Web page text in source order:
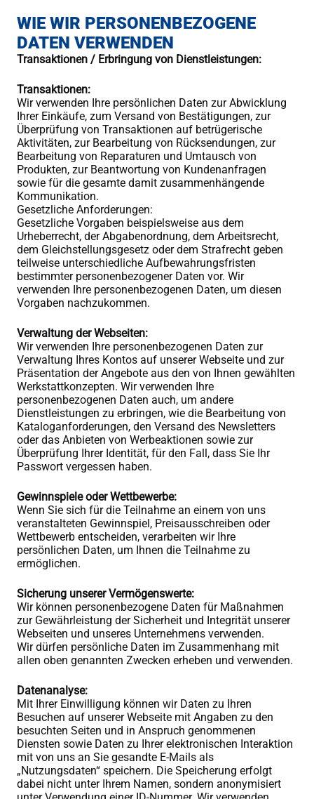
WIE WIR PERSONENBEZOGENE
DATEN VERWENDEN
Transaktionen / Erbringung von Dienstleistungen:
Transaktionen:
Wir verwenden Ihre persönlichen Daten zur Abwicklung
Ihrer Einkäufe, zum Versand von Bestätigungen, zur
Überprüfung von Transaktionen auf betrügerische
Aktivitäten, zur Bearbeitung von Rücksendungen, zur
Bearbeitung von Reparaturen und Umtausch von
Produkten, zur Beantwortung von Kundenanfragen
sowie für die gesamte damit zusammenhängende
Kommunikation.
Gesetzliche Anforderungen:
Gesetzliche Vorgaben beispielsweise aus dem
Urheberrecht, der Abgabenordnung, dem Arbeitsrecht,
dem Gleichstellungsgesetz oder dem Strafrecht geben
teilweise unterschiedliche Aufbewahrungsfristen
bestimmter personenbezogener Daten vor. Wir
verwenden Ihre personenbezogenen Daten, um diesen
Vorgaben nachzukommen.
Verwaltung der Webseiten:
Wir verwenden Ihre personenbezogenen Daten zur
Verwaltung Ihres Kontos auf unserer Webseite und zur
Präsentation der Angebote aus den von Ihnen gewählten
Werkstattkonzepten. Wir verwenden Ihre
personenbezogenen Daten auch, um andere
Dienstleistungen zu erbringen, wie die Bearbeitung von
Kataloganforderungen, den Versand des Newsletters
oder das Anbieten von Werbeaktionen sowie zur
Überprüfung Ihrer Identität, für den Fall, dass Sie Ihr
Passwort vergessen haben.
Gewinnspiele oder Wettbewerbe:
Wenn Sie sich für die Teilnahme an einem von uns
veranstalteten Gewinnspiel, Preisausschreiben oder
Wettbewerb entscheiden, verarbeiten wir Ihre
persönlichen Daten, um Ihnen die Teilnahme zu
ermöglichen.
Sicherung unserer Vermögenswerte:
Wir können personenbezogene Daten für Maßnahmen
zur Gewährleistung der Sicherheit und Integrität unserer
Webseiten und unseres Unternehmens verwenden.
Wir dürfen persönliche Daten im Zusammenhang mit
allen oben genannten Zwecken erheben und verwenden.
Datenanalyse:
Mit Ihrer Einwilligung können wir Daten zu Ihren
Besuchen auf unserer Webseite mit Angaben zu den
besuchten Seiten und in Anspruch genommenen
Diensten sowie Daten zu Ihrer elektronischen Interaktion
mit von uns an Sie gesandte E-Mails als
„Nutzungsdaten“ speichern. Die Speicherung erfolgt
dabei nicht unter Ihrem Namen, sondern anonymisiert